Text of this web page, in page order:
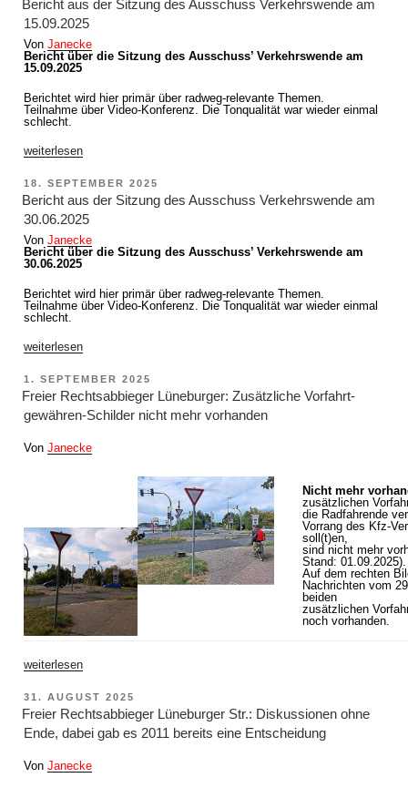
einem
schlechten
Zustand“
Bericht aus der Sitzung des Ausschuss Verkehrswende am
15.09.2025
VonJanecke
Bericht über die Sitzung des Ausschuss’ Verkehrswende am
15.09.2025
Berichtet wird hier primär über radweg-relevante Themen.
Teilnahme über Video-Konferenz. Die Tonqualität war wieder einmal
schlecht.
„Bericht
aus
Sitzung
des
Ausschuss
Verkehrswende
am
15.09.2025“
weiterlesen
VERÖFFENTLICHT
18. SEPTEMBER 2025
Bericht aus der Sitzung des Ausschuss Verkehrswende am
30.06.2025
VonJanecke
Bericht über die Sitzung des Ausschuss’ Verkehrswende am
30.06.2025
Berichtet wird hier primär über radweg-relevante Themen.
Teilnahme über Video-Konferenz. Die Tonqualität war wieder einmal
schlecht.
„Bericht
aus
Sitzung
des
Ausschuss
Verkehrswende
30.06.2025“
weiterlesen
VERÖFFENTLICHT
1. SEPTEMBER 2025
Freier Rechtsabbieger Lüneburger: Zusätzliche Vorfahrt-
gewähren-Schilder nicht mehr vorhanden
VonJanecke
Nicht mehr
zusätzlichen
die Radfahrende
Vorrang des Kfz-
soll(t)en,
sind nicht mehr
Stand: 01.09.2025).
Auf dem rechten
Nachrichten vom
beiden
zusätzlichen
noch vorhanden.
„Freier
Rechtsabbieger
Zusätzliche
Vorfahrt-
gewähren-
Schilder
mehr
vorhanden“
weiterlesen
VERÖFFENTLICHT
31. AUGUST 2025
Freier Rechtsabbieger Lüneburger Str.: Diskussionen ohne
Ende, dabei gab es 2011 bereits eine Entscheidung
VonJanecke